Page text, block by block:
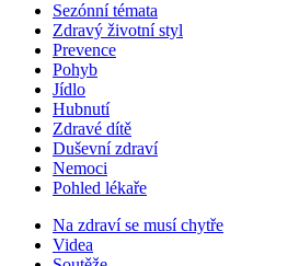
Sezónní témata
Zdravý životní styl
Prevence
Pohyb
Jídlo
Hubnutí
Zdravé dítě
Duševní zdraví
Nemoci
Pohled lékaře
Na zdraví se musí chytře
Videa